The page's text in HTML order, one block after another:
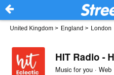
United Kingdom > England > London
HIT Radio -
Music for you · Web